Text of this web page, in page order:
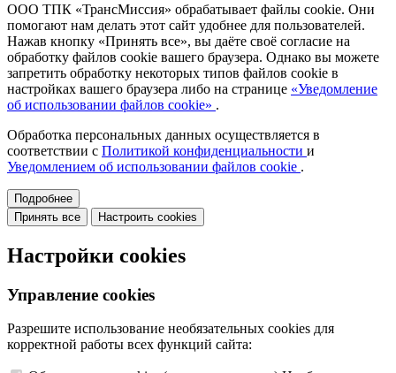
ООО ТПК «ТрансМиссия» обрабатывает файлы cookie. Они
помогают нам делать этот сайт удобнее для пользователей.
Нажав кнопку «Принять все», вы даёте своё согласие на
обработку файлов cookie вашего браузера. Однако вы можете
запретить обработку некоторых типов файлов cookie в
настройках вашего браузера либо на странице «Уведомление
об использовании файлов cookie» .
Обработка персональных данных осуществляется в
соответствии с Политикой конфиденциальности и
Уведомлением об использовании файлов cookie .
Подробнее
Принять все
Настроить cookies
Настройки cookies
Управление cookies
Разрешите использование необязательных cookies для
корректной работы всех функций сайта: